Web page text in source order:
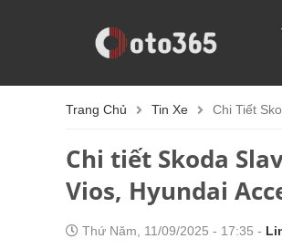
Trang Chủ Tin Xe Chi Tiết
Chi tiết Skoda
Vios, Hyundai
Thứ Năm, 11/09/2025 - 17:35 -